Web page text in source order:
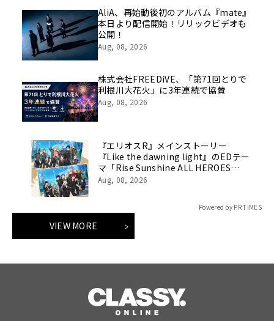
AliA、再始動後初のアルバム『mate』
本日より配信開始！リリックビデオも
公開！
Aug, 08, 2026
株式会社FREEDiVE、「第71回とりで
利根川大花火」に3年連続で協賛
Aug, 08, 2026
『エリオスR』メインストーリー
『Like the dawning light』のEDテー
マ「Rise Sunshine ALL HEROES
Ver.」がフルサイズ配信決定！
Aug, 08, 2026
Powered by PR TIMES
VIEW MORE